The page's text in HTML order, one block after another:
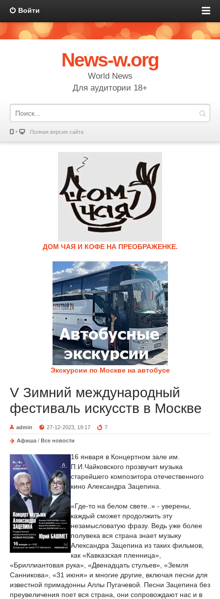
Войти
News-w.org
World News
Для аудитории 18+
Полная версия сайта
ДОМ ЧАЯ И КОФЕ НА ПРЕОБРАЖЕНКЕ.
Экскурсии по Москве на автобусе
V Зимний международный
фестиваль искусств в Москве
admin 27-12-2023, 19:17 7
Афиша / Все новости
16 января в Концертном зале им.
П.И.Чайковского прозвучит музыка
старейшего композитора отечественного
кино Александра Зацепина.
«Где-то на белом свете..» - уверены,
каждый сможет продолжить эту
незамысловатую фразу. Ведь уже более
полувека вся страна знает музыку
Александра Зацепина из таких фильмов,
как «Кавказская пленница»,
«Бриллиантовая рука», «Двенадцать стульев», «Земля
Санникова», «31 июня» и многие другие, включая песни для
известной примадонны Аллы Пугачевой. Песни Зацепина без
преувеличения поет вся страна, они сопровождают нас и в